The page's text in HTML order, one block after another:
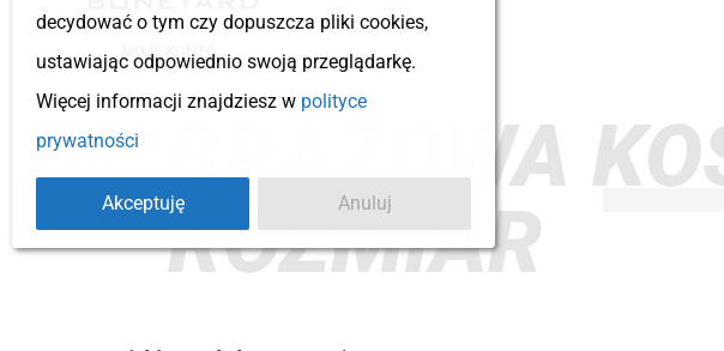
MOJE KONTO
BRĄZOWA
ROZMIAR
decydować o tym czy dopuszcza pliki cookies,
ustawiając odpowiednio swoją przeglądarkę.
Więcej informacji znajdziesz w polityce
prywatności
Akceptuję Anuluj